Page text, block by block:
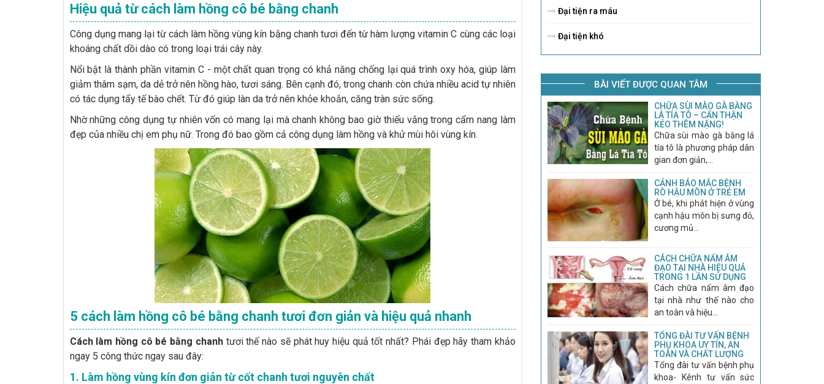
Hiệu quả từ cách làm hồng cô bé bằng chanh
Công dụng mang lại từ cách làm hồng vùng kín bằng chanh tươi đến từ hàm lượng vitamin C cùng các loại
khoáng chất dồi dào có trong loại trái cây này.
Nổi bật là thành phần vitamin C - một chất quan trọng có khả năng chống lại quá trình oxy hóa, giúp làm
giảm thâm sạm, da dẻ trở nên hồng hào, tươi sáng. Bên cạnh đó, trong chanh còn chứa nhiều acid tự nhiên
có tác dụng tẩy tế bào chết. Từ đó giúp làn da trở nên khỏe khoắn, căng tràn sức sống.
Nhờ những công dụng tự nhiên vốn có mang lại mà chanh không bao giờ thiếu vắng trong cẩm nang làm
đẹp của nhiều chị em phụ nữ. Trong đó bao gồm cả công dụng làm hồng và khử mùi hôi vùng kín.
5 cách làm hồng cô bé bằng chanh tươi đơn giản và hiệu quả nhanh
Cách làm hồng cô bé bằng chanhtươi thế nào sẽ phát huy hiệu quả tốt nhất? Phái đẹp hãy tham khảo
ngay 5 công thức ngay sau đây:
1. Làm hồng vùng kín đơn giản từ cốt chanh tươi nguyên chất
Đại tiện ra máu
Đại tiện khó
BÀI VIẾT ĐƯỢC QUAN TÂM
CHỮA SÙI MÀO GÀ BẰNG
LÁ TÍA TÔ – CẨN THẬN
KẺO THÊM NẶNG!
Chữa sùi mào gà bằng lá
tía tô là phương pháp dân
gian đơn giản,...
CẢNH BÁO MẮC BỆNH
RÒ HẬU MÔN Ở TRẺ EM
Ở bé, khi phát hiện ở vùng
cạnh hậu môn bị sưng đỏ,
cương mủ...
CÁCH CHỮA NẤM ÂM
ĐẠO TẠI NHÀ HIỆU QUẢ
TRONG 1 LẦN SỬ DỤNG
Cách chữa nấm âm đạo
tại nhà như thế nào cho
an toàn và hiệu...
TỔNG ĐÀI TƯ VẤN BỆNH
PHỤ KHOA UY TÍN, AN
TOÀN VÀ CHẤT LƯỢNG
Tổng đài tư vấn bệnh phụ
khoa- Kênh tư vấn sức